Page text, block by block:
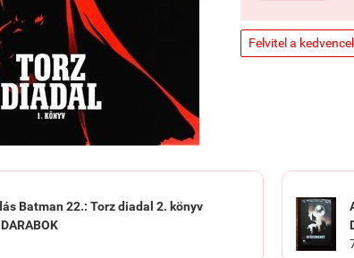
Felvitel a
Batman 22.: Torz diadal 2. könyv